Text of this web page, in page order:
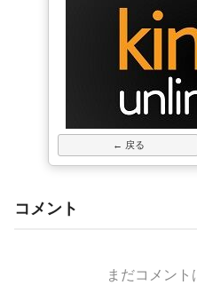
← 戻る
コメント
まだコメント